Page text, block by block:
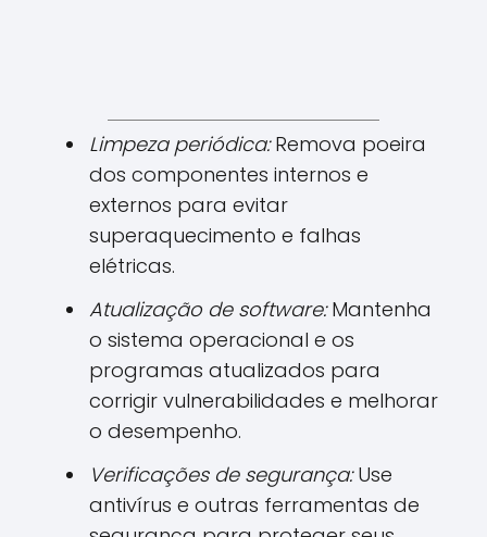
Limpeza periódica:Remova poeira
dos componentes internos e
externos para evitar
superaquecimento e falhas
elétricas.
Atualização de software:Mantenha
o sistema operacional e os
programas atualizados para
corrigir vulnerabilidades e melhorar
o desempenho.
Verificações de segurança:Use
antivírus e outras ferramentas de